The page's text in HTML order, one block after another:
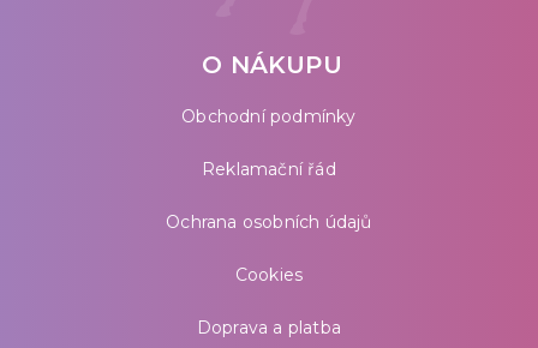
O NÁKUPU
Obchodní podmínky
Reklamační řád
Ochrana osobních údajů
Cookies
Doprava a platba